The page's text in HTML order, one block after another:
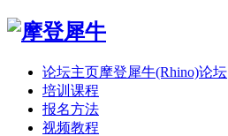
论坛主页摩登犀牛(Rhino)论坛
培训课程
报名方法
视频教程